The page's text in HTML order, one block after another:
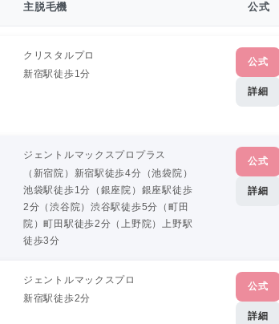
主脱毛機 公式
クリスタルプロ
新宿駅徒歩1分
公式
詳細
ジェントルマックスプロプラス
（新宿院）新宿駅徒歩4分（池袋院）
池袋駅徒歩1分（銀座院）銀座駅徒歩
2分（渋谷院）渋谷駅徒歩5分（町田
院）町田駅徒歩2分（上野院）上野駅
徒歩3分
公式
詳細
ジェントルマックスプロ
新宿駅徒歩2分
公式
詳細